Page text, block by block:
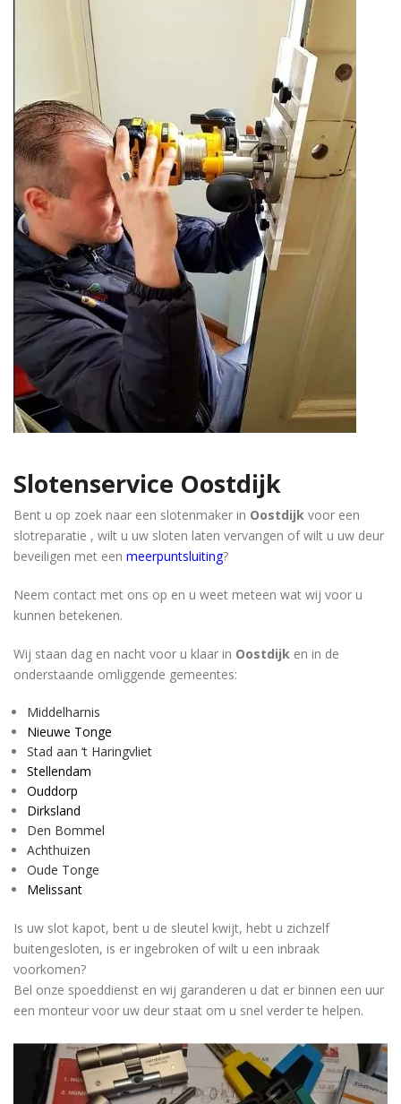
Slotenservice Oostdijk
Bent u op zoek naar een slotenmaker in Oostdijk voor een
slotreparatie , wilt u uw sloten laten vervangen of wilt u uw deur
beveiligen met een meerpuntsluiting?
Neem contact met ons op en u weet meteen wat wij voor u
kunnen betekenen.
Wij staan dag en nacht voor u klaar in Oostdijk en in de
onderstaande omliggende gemeentes:
Middelharnis
Nieuwe Tonge
Stad aan ‘t Haringvliet
Stellendam
Ouddorp
Dirksland
Den Bommel
Achthuizen
Oude Tonge
Melissant
Is uw slot kapot, bent u de sleutel kwijt, hebt u zichzelf
buitengesloten, is er ingebroken of wilt u een inbraak
voorkomen?
Bel onze spoeddienst en wij garanderen u dat er binnen een uur
een monteur voor uw deur staat om u snel verder te helpen.